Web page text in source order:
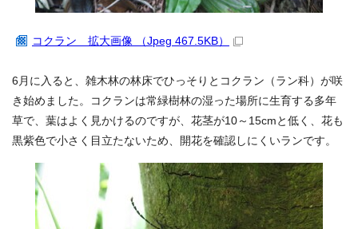
コクラン 拡大画像 （Jpeg 467.5KB）
6月に入ると、雑木林の林床でひっそりとコクラン（ラン科）が咲
き始めました。コクランは常緑樹林の湿った場所に生育する多年
草で、葉はよく見かけるのですが、花茎が10～15cmと低く、花も
黒紫色で小さく目立たないため、開花を確認しにくいランです。